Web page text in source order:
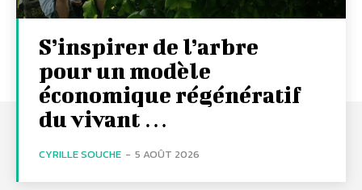
S’inspirer de l’arbre
pour un modèle
économique régénératif
du vivant …
CYRILLE SOUCHE - 5 AOÛT 2026